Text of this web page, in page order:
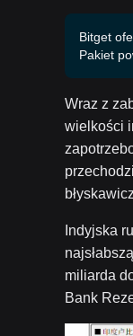
Bitget
Pakiet
Wraz z
wielkości
Indyjska
miliarda
Bank